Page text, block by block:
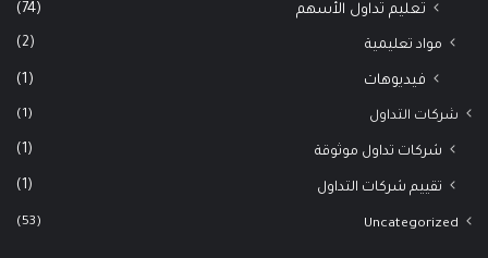
تعليم تداول الأسهم (74)
مواد تعليمية (2)
فيديوهات (1)
شركات التداول (1)
شركات تداول موثوقة (1)
تقييم شركات التداول (1)
Uncategorized
(53)